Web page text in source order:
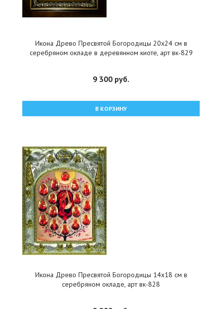
Икона Древо Пресвятой Богородицы 20x24 см в
серебряном окладе в деревянном киоте, арт вк-829
9 300 руб.
В КОРЗИНУ
Икона Древо Пресвятой Богородицы 14x18 см в
серебряном окладе, арт вк-828